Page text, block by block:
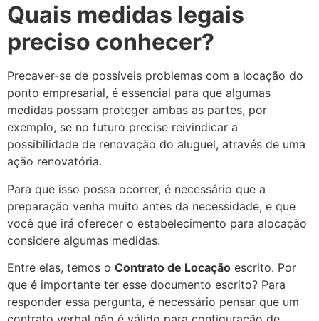
Quais medidas legais
preciso conhecer?
Precaver-se de possíveis problemas com a locação do
ponto empresarial, é essencial para que algumas
medidas possam proteger ambas as partes, por
exemplo, se no futuro precise reivindicar a
possibilidade de renovação do aluguel, através de uma
ação renovatória.
Para que isso possa ocorrer, é necessário que a
preparação venha muito antes da necessidade, e que
você que irá oferecer o estabelecimento para alocação
considere algumas medidas.
Entre elas, temos o Contrato de Locação escrito. Por
que é importante ter esse documento escrito? Para
responder essa pergunta, é necessário pensar que um